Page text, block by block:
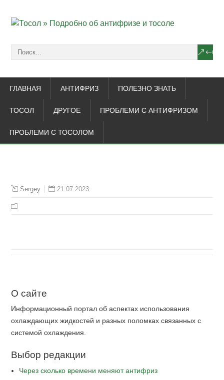
ГЛАВНАЯ АНТИФРИЗ ПОЛЕЗНО ЗНАТЬ
ТОСОЛ ДРУГОЕ ПРОБЛЕМИ С АНТИФРИЗОМ
ПРОБЛЕМИ С ТОСОЛОМ
Sergey 21.07.2023
О сайте
Информационный портал об аспектах использования
охлаждающих жидкостей и разных поломках связанных с
системой охлаждения.
Выбор редакции
Через сколько времени меняют антифриз